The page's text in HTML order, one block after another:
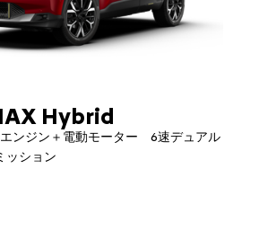
Hybrid
エンジン＋電動モーター 6速デュアル
ッション